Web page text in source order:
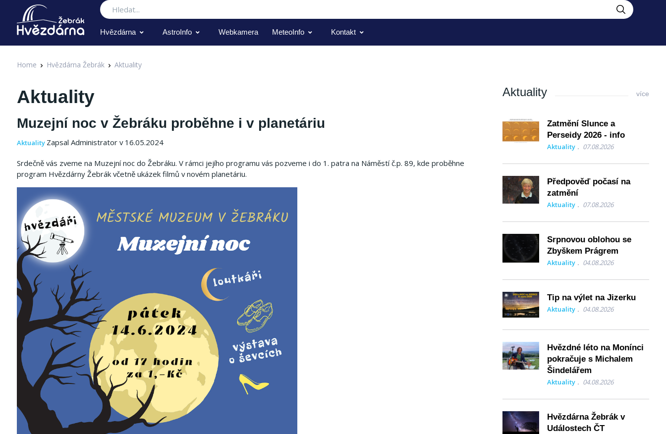
Hledat
Hvězdárna AstroInfo Webkamera MeteoInfo Kontakt
Home Hvězdárna Žebrák Aktuality
Aktuality
Muzejní noc v Žebráku proběhne i v planetáriu
Aktuality Zapsal Administrator v 16.05.2024
Srdečně vás zveme na Muzejní noc do Žebráku. V rámci jejího programu vás pozveme i do 1. patra na Náměstí č.p. 89, kde proběhne
program Hvězdárny Žebrák včetně ukázek filmů v novém planetáriu.
Aktuality více
Zatmění Slunce a
Perseidy 2026 - info
Aktuality 07.08.2026
Předpověď počasí na
zatmění
Aktuality 07.08.2026
Srpnovou oblohou se
Zbyškem Prágrem
Aktuality 04.08.2026
Tip na výlet na Jizerku
Aktuality 04.08.2026
Hvězdné léto na Monínci
pokračuje s Michalem
Šindelářem
Aktuality 04.08.2026
Hvězdárna Žebrák v
Událostech ČT